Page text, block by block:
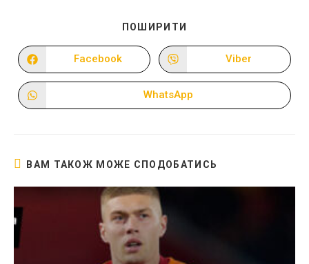
ПОШИРИТИ
ВМІСТОМ
Відкрити
в
новому
Facebook
Відкрити
в
новому
Viber
Відкрити
в
WhatsApp
ВАМ ТАКОЖ МОЖЕ СПОДОБАТИСЬ